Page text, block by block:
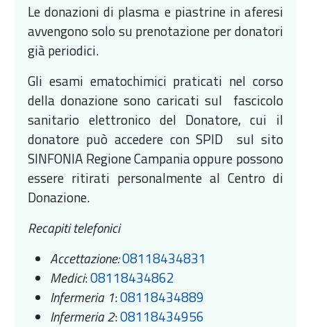
Le donazioni di plasma e piastrine in aferesi
avvengono solo su prenotazione per donatori
già periodici.
Gli esami ematochimici praticati nel corso
della donazione sono caricati sul fascicolo
sanitario elettronico del Donatore, cui il
donatore può accedere con SPID sul sito
SINFONIA Regione Campania oppure possono
essere ritirati personalmente al Centro di
Donazione.
Recapiti telefonici
Accettazione:08118434831
Medici:08118434862
Infermeria 1:08118434889
Infermeria 2:08118434956